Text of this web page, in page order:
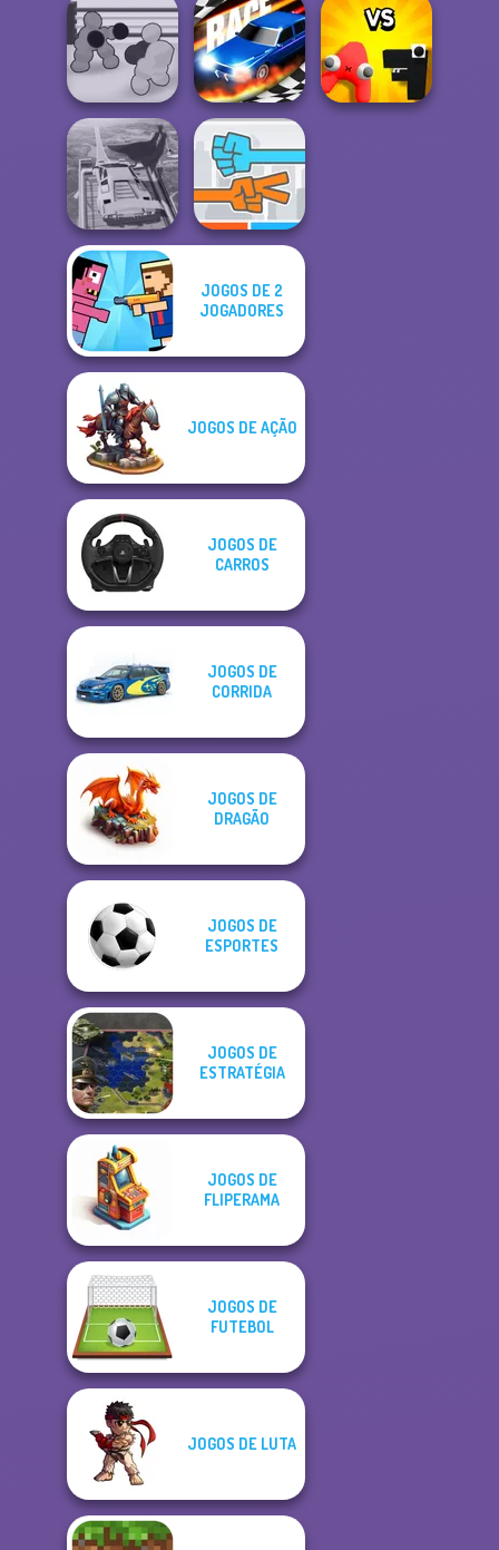
Rally Point 3
Mind Games for
2-3-4 Player
Train Drift
Boxing Gang
Stars
Drag Race 3D
Super Hero
Driving School
JOGOS DE 2
JOGADORES
JOGOS DE AÇÃO
JOGOS DE
CARROS
JOGOS DE
CORRIDA
JOGOS DE
DRAGÃO
JOGOS DE
ESPORTES
JOGOS DE
ESTRATÉGIA
JOGOS DE
FLIPERAMA
JOGOS DE
FUTEBOL
JOGOS DE LUTA